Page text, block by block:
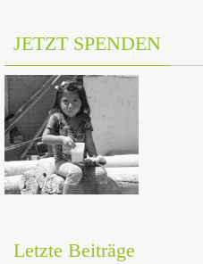
JETZT SPENDEN
Letzte Beiträge